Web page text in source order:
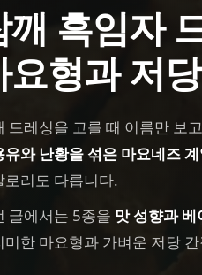
깨 흑임자
요형과 저
드레싱을 고를 때 이름만 보
유와 난황을 섞은 마요네즈 계
로리도 다릅니다.
글에서는 5종을 맛 성향과
미한 마요형과 가벼운 저당